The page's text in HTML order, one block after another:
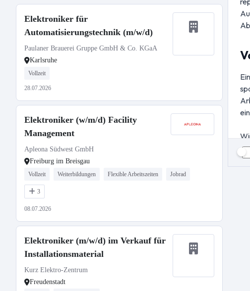
Elektroniker für
Automatisierungstechnik (m/w/d)
Paulaner Brauerei Gruppe GmbH & Co. KGaA
Karlsruhe
Vollzeit
28.07.2026
Elektroniker (w/m/d) Facility
Management
Apleona Südwest GmbH
Freiburg im Breisgau
Vollzeit Weiterbildungen Flexible Arbeitszeiten Jobrad
3
08.07.2026
Elektroniker (m/w/d) im Verkauf für
Installationsmaterial
Kurz Elektro-Zentrum
Freudenstadt